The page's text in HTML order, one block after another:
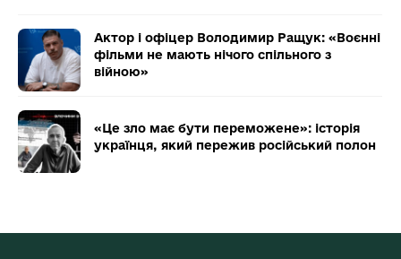
Актор і офіцер Володимир Ращук: «Воєнні
фільми не мають нічого спільного з
війною»
«Це зло має бути переможене»: історія
українця, який пережив російський полон